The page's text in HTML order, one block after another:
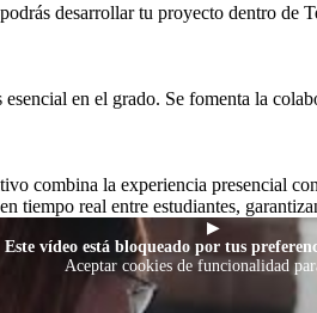
desarrollar tu proyecto dentro
en el grado. Se fomenta la
combina la experiencia presencial
tiempo real entre estudiantes,
▶
Este vídeo está bloqueado por tus
Aceptar cookies de funcionalidad